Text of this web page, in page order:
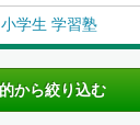
小学生 学習塾